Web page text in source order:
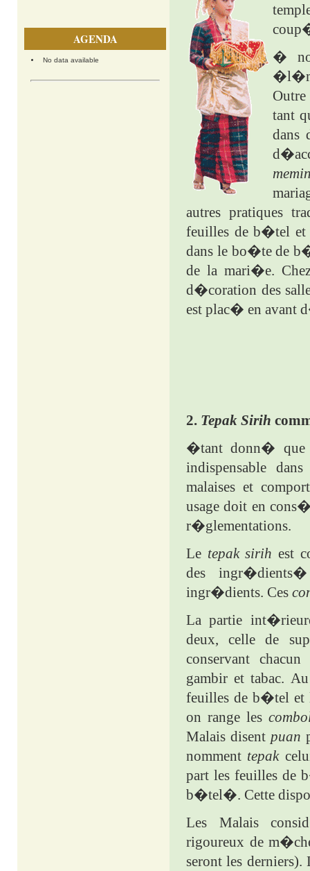
AGENDA
No data available
�
tant
dans
autres pratiques
feuilles de b�tel
dans le bo�te de
de la mari�e.
d�coration des
est plac� en avant
2. Tepak Sirih
�tant donn�
indispensable
malaises et
usage doit en
r�glementations.
Le tepak sirih est
des
ingr�dients. Ces
La partie
deux, celle de
conservant
gambir et tabac.
feuilles de b�tel
on range les
Malais disent puan
nomment tepak
part les feuilles
b�tel�. Cette
Les Malais
rigoureux de
seront les